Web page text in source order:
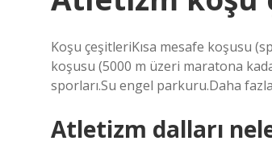
Koşu çeşitleriKısa mesafe koşusu
koşusu (5000 m üzeri maratona
sporları.Su engel parkuru.Daha
Atletizm dalları